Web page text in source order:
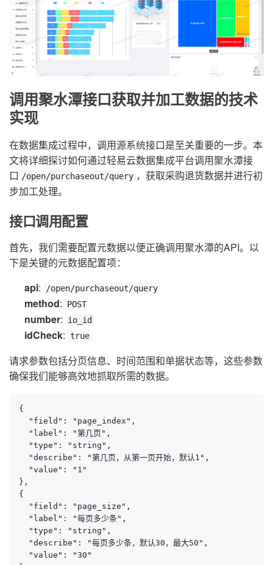
调用聚水潭接口获取并加工数据的技术
实现
在数据集成过程中，调用源系统接口是至关重要的一步。本
文将详细探讨如何通过轻易云数据集成平台调用聚水潭接
口 /open/purchaseout/query ，获取采购退货数据并进行初
步加工处理。
接口调用配置
首先，我们需要配置元数据以便正确调用聚水潭的API。以
下是关键的元数据配置项：
api: /open/purchaseout/query
method: POST
number: io_id
idCheck: true
请求参数包括分页信息、时间范围和单据状态等，这些参数
确保我们能够高效地抓取所需的数据。
{
  "field": "page_index",
  "label": "第几页",
  "type": "string",
  "describe": "第几页，从第一页开始，默认1",
  "value": "1"
},
{
  "field": "page_size",
  "label": "每页多少条",
  "type": "string",
  "describe": "每页多少条，默认30，最大50",
  "value": "30"